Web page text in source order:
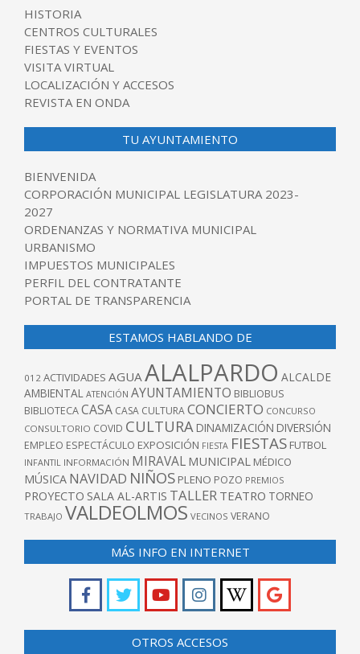
HISTORIA
CENTROS CULTURALES
FIESTAS Y EVENTOS
VISITA VIRTUAL
LOCALIZACIÓN Y ACCESOS
REVISTA EN ONDA
TU AYUNTAMIENTO
BIENVENIDA
CORPORACIÓN MUNICIPAL LEGISLATURA 2023-
2027
ORDENANZAS Y NORMATIVA MUNICIPAL
URBANISMO
IMPUESTOS MUNICIPALES
PERFIL DEL CONTRATANTE
PORTAL DE TRANSPARENCIA
ESTAMOS HABLANDO DE
012 ACTIVIDADES AGUAALALPARDO ALCALDE
AMBIENTAL ATENCIÓN AYUNTAMIENTO BIBLIOBUS
BIBLIOTECACASA CASA CULTURACONCIERTO CONCURSO
CONSULTORIO COVID CULTURA DINAMIZACIÓN DIVERSIÓN
EMPLEO ESPECTÁCULO EXPOSICIÓN FIESTA FIESTAS FUTBOL
INFANTIL INFORMACIÓN MIRAVAL MUNICIPAL MÉDICO
MÚSICA NAVIDAD NIÑOS PLENO POZO PREMIOS
PROYECTO SALA AL-ARTIS TALLER TEATRO TORNEO
TRABAJO VALDEOLMOS VECINOS VERANO
MÁS INFO EN INTERNET
OTROS ACCESOS